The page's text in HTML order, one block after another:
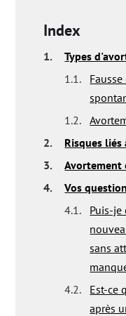
Index
1.
Types
1.1.
1.2.
2.
Risques
3.
Avortement
4.
Vos
4.1.
Puis-je
sans
4.2.
Est-ce
après